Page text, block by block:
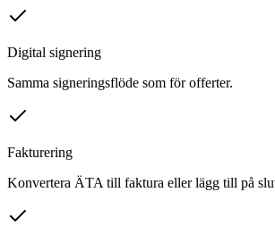
Digital signering
Samma signeringsflöde som för offerter.
Fakturering
Konvertera ÄTA till faktura eller lägg till på